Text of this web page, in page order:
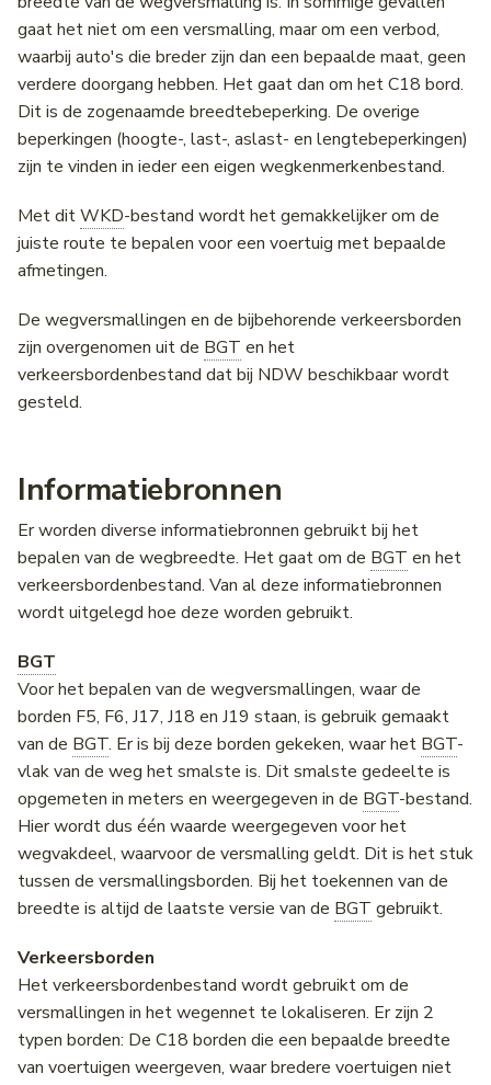
Advance Notices for
Scheduled Roadworks &
Events
VILD
Vehicle Restrictions
Vrachtwagenheffing
Bicycle CSV
OTM API
API Location reference
Bereikbaarheidskaart API
Historic Charging Points
Truck Parking Profile
School Zones
Installeren als app
Notificaties
Veelgestelde vragen
Notificaties
Een versie delen
Bijlagen
DATEX
DRIP Designer
Incidenten
Intensiteiten en snelheden
Individuele voertuig passages
(IVP)
(LINDA)
Matrixsignaalinformatie (MSI)
Verkeersmanagement
Verkeersregelinstallaties
(VRI) intensiteiten
Pagina's
Gebruikersbeheer
Onderborden
Diego
NCIS
DATEX II
gaat het niet om een versmalling, maar om een verbod,
waarbij auto's die breder zijn dan een bepaalde maat, geen
verdere doorgang hebben. Het gaat dan om het C18 bord.
Dit is de zogenaamde breedtebeperking. De overige
beperkingen (hoogte-, last-, aslast- en lengtebeperkingen)
zijn te vinden in ieder een eigen wegkenmerkenbestand.
Met ditWKD-bestand wordt het gemakkelijker om de
juiste route te bepalen voor een voertuig met bepaalde
afmetingen.
De wegversmallingen en de bijbehorende verkeersborden
zijn overgenomen uit de BGT en het
verkeersbordenbestand dat bij NDW beschikbaar wordt
gesteld.
Informatiebronnen
Er worden diverse informatiebronnen gebruikt bij het
bepalen van de wegbreedte. Het gaat om de BGT en het
verkeersbordenbestand. Van al deze informatiebronnen
wordt uitgelegd hoe deze worden gebruikt.
BGT
Voor het bepalen van de wegversmallingen, waar de
borden F5, F6, J17, J18 en J19 staan, is gebruik gemaakt
van de BGT. Er is bij deze borden gekeken, waar het BGT-
vlak van de weg het smalste is. Dit smalste gedeelte is
opgemeten in meters en weergegeven in de BGT-bestand.
Hier wordt dus één waarde weergegeven voor het
wegvakdeel, waarvoor de versmalling geldt. Dit is het stuk
tussen de versmallingsborden. Bij het toekennen van de
breedte is altijd de laatste versie van de BGT gebruikt.
Verkeersborden
Het verkeersbordenbestand wordt gebruikt om de
versmallingen in het wegennet te lokaliseren. Er zijn 2
typen borden: De C18 borden die een bepaalde breedte
van voertuigen weergeven, waar bredere voertuigen niet